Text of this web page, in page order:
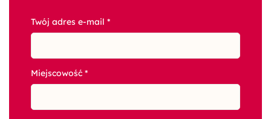
Twój adres e-mail *
Miejscowość *